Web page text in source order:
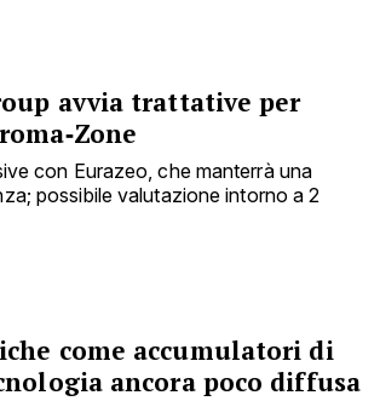
avvia trattative per
con Eurazeo, che manterrà una
possibile valutazione intorno a 2
come accumulatori di
ancora poco diffusa